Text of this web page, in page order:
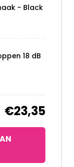
- Black
18 dB
€23,35